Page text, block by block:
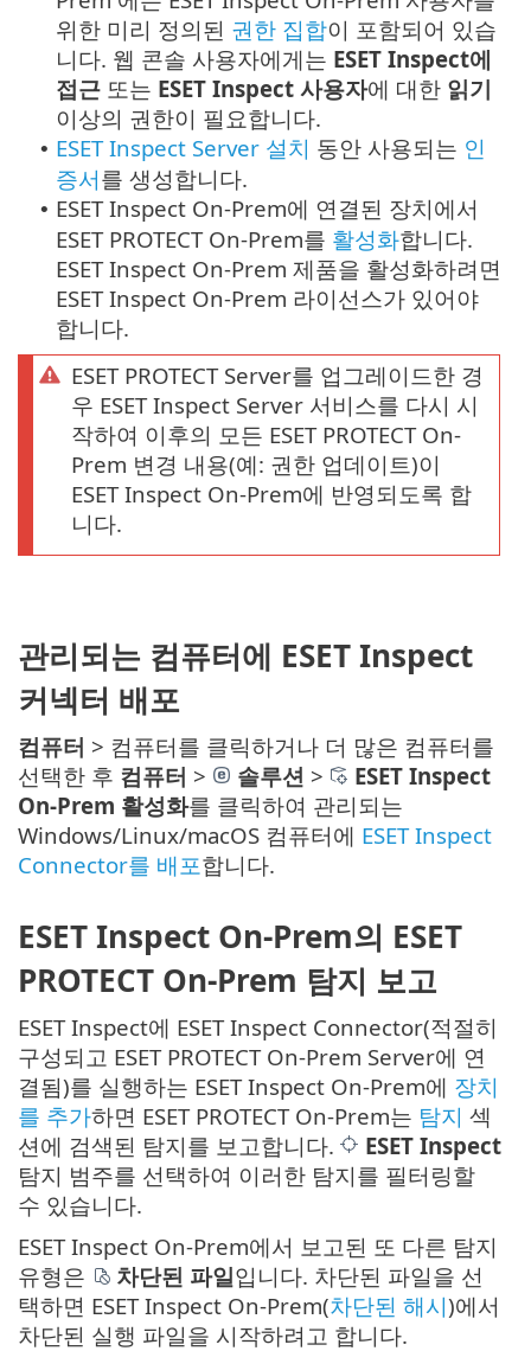
위한 미리 정의된 권한 집합이 포함되어 있습
니다. 웹 콘솔 사용자에게는 ESET Inspect에
접근 또는 ESET Inspect 사용자에 대한 읽기
이상의 권한이 필요합니다.
• ESET Inspect Server 설치 동안 사용되는 인
증서를 생성합니다.
• ESET Inspect On-Prem에 연결된 장치에서
ESET PROTECT On-Prem를 활성화합니다.
ESET Inspect On-Prem 제품을 활성화하려면
ESET Inspect On-Prem 라이선스가 있어야
합니다.
ESET PROTECT Server를 업그레이드한 경
우 ESET Inspect Server 서비스를 다시 시
작하여 이후의 모든 ESET PROTECT On-
Prem 변경 내용(예: 권한 업데이트)이
ESET Inspect On-Prem에 반영되도록 합
니다.
관리되는 컴퓨터에 ESET Inspect
커넥터 배포
컴퓨터 > 컴퓨터를 클릭하거나 더 많은 컴퓨터를
선택한 후 컴퓨터 > 솔루션 >
ESET Inspect
On-Prem 활성화를 클릭하여 관리되는
Windows/Linux/macOS 컴퓨터에 ESET Inspect
Connector를 배포합니다.
ESET Inspect On-Prem의 ESET
PROTECT On-Prem 탐지 보고
ESET Inspect에 ESET Inspect Connector(적절히
구성되고 ESET PROTECT On-Prem Server에 연
결됨)를 실행하는 ESET Inspect On-Prem에 장치
를 추가하면 ESET PROTECT On-Prem는 탐지 섹
션에 검색된 탐지를 보고합니다.
ESET Inspect
탐지 범주를 선택하여 이러한 탐지를 필터링할
수 있습니다.
ESET Inspect On-Prem에서 보고된 또 다른 탐지
유형은
차단된 파일입니다. 차단된 파일을 선
택하면 ESET Inspect On-Prem(차단된 해시)에서
차단된 실행 파일을 시작하려고 합니다.